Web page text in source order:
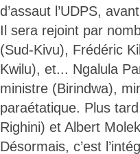
d’assaut l’UDPS,
Il sera rejoint par
(Sud-Kivu), Frédéric
Kwilu), et... Ngalula
ministre (Birindwa),
paraétatique. Plus
Righini) et Albert
Désormais, c’est